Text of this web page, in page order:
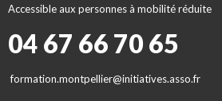
Accessible aux personnes à mobilité réduite
04 67 66 70 65
formation.montpellier@initiatives.asso.fr